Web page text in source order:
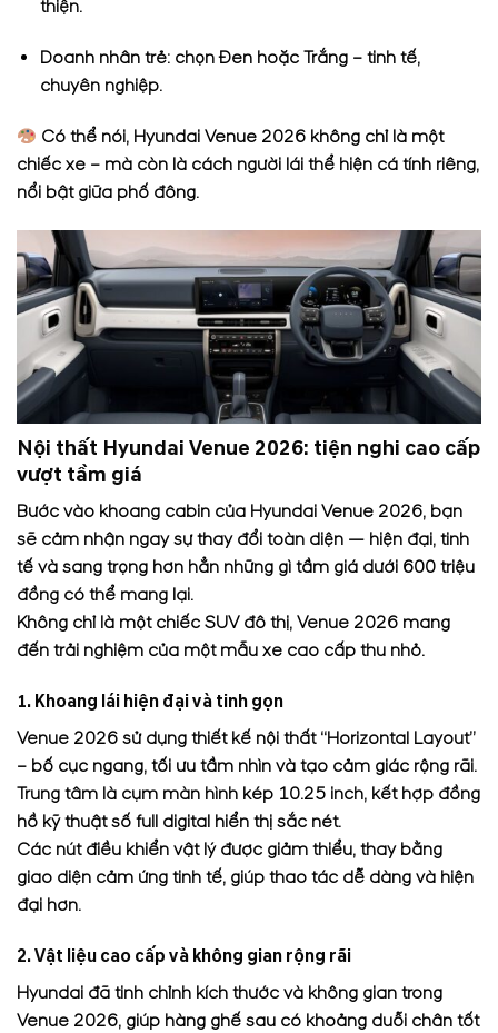
thiện.
Doanh nhân trẻ: chọn Đen hoặc Trắng – tinh tế,
chuyên nghiệp.
Có thể nói, Hyundai Venue 2026 không chỉ là một
chiếc xe – mà còn là cách người lái thể hiện cá tính riêng,
nổi bật giữa phố đông.
Nội thất Hyundai Venue 2026: tiện nghi cao cấp
vượt tầm giá
Bước vào khoang cabin của Hyundai Venue 2026, bạn
sẽ cảm nhận ngay sự thay đổi toàn diện — hiện đại, tinh
tế và sang trọng hơn hẳn những gì tầm giá dưới 600 triệu
đồng có thể mang lại.
Không chỉ là một chiếc SUV đô thị, Venue 2026 mang
đến trải nghiệm của một mẫu xe cao cấp thu nhỏ.
1. Khoang lái hiện đại và tinh gọn
Venue 2026 sử dụng thiết kế nội thất “Horizontal Layout”
– bố cục ngang, tối ưu tầm nhìn và tạo cảm giác rộng rãi.
Trung tâm là cụm màn hình kép 10.25 inch, kết hợp đồng
hồ kỹ thuật số full digital hiển thị sắc nét.
Các nút điều khiển vật lý được giảm thiểu, thay bằng
giao diện cảm ứng tinh tế, giúp thao tác dễ dàng và hiện
đại hơn.
2. Vật liệu cao cấp và không gian rộng rãi
Hyundai đã tinh chỉnh kích thước và không gian trong
Venue 2026, giúp hàng ghế sau có khoảng duỗi chân tốt